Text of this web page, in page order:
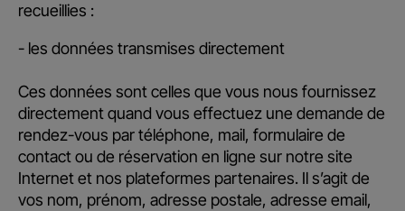
recueillies :
- les données transmises directement
Ces données sont celles que vous nous fournissez
directement quand vous effectuez une demande de
rendez-vous par téléphone, mail, formulaire de
contact ou de réservation en ligne sur notre site
Internet et nos plateformes partenaires. Il s’agit de
vos nom, prénom, adresse postale, adresse email,